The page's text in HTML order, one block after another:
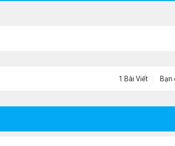
1 Bài Viết Bạn